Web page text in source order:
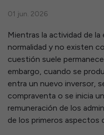
01 jun. 2026
Mientras la actividad de
normalidad y no existen
cuestión suele
embargo, cuando se
entra un nuevo inversor,
compraventa o se inicia
remuneración de los
de los primeros aspectos